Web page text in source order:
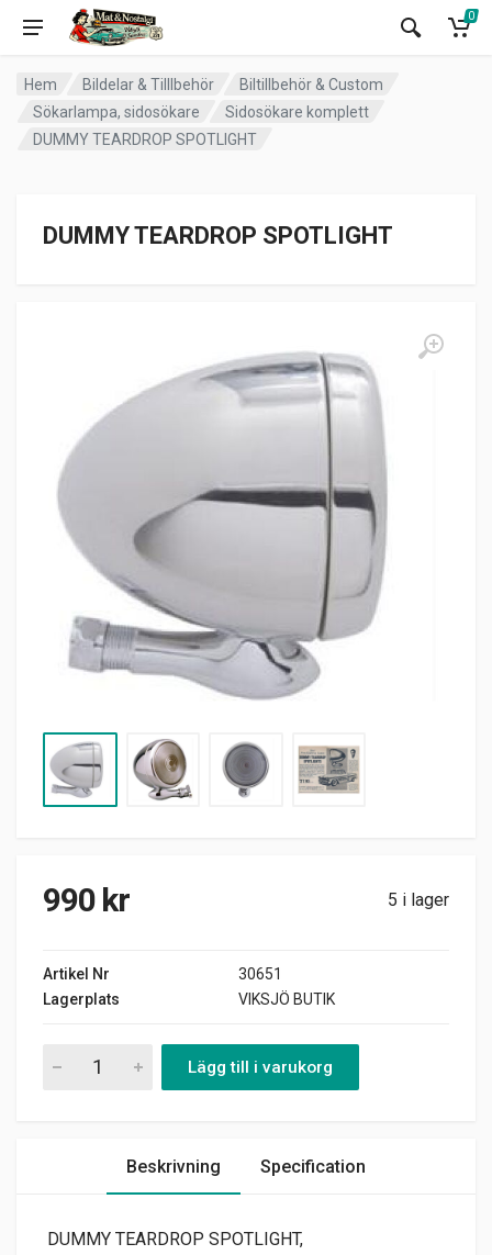
0
Hem Bildelar & Tilllbehör
Biltillbehör & Custom
Sökarlampa, sidosökare
Sidosökare komplett
DUMMY TEARDROP SPOTLIGHT
DUMMY TEARDROP SPOTLIGHT
990 kr 5 i lager
Artikel Nr
30651
Lagerplats
VIKSJÖ BUTIK
Lägg till i varukorg
Beskrivning Specification
DUMMY TEARDROP SPOTLIGHT,